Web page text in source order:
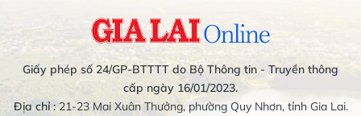
Giấy phép số 24/GP-BTTTT do Bộ Thông tin - Truyền thông
cấp ngày 16/01/2023.
Địa chỉ :21-23 Mai Xuân Thưởng, phường Quy Nhơn, tỉnh Gia Lai.